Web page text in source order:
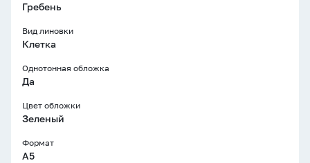
Гребень
Вид линовки
Клетка
Однотонная обложка
Да
Цвет обложки
Зеленый
Формат
A5